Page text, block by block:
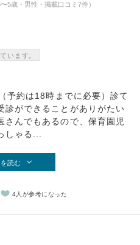
5歳・男性・掲載口コミ7件）
います。
予約は18時までに必要）診て
診ができることがありがたい
さんでもあるので、保育園児
しゃる...
読む
4人が参考になった